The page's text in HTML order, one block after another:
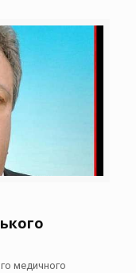
медичного